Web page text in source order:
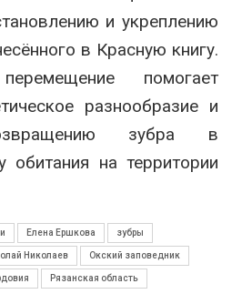
и укреплению
в Красную книгу.
помогает
разнообразие и
зубра в
обитания на территории
Елена Ершкова зубры
Николаев Окский заповедник
Рязанская область